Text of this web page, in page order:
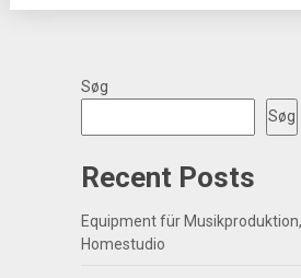
Søg
Søg
Recent Posts
Equipment für
Homestudio